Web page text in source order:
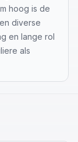
hoog is de
diverse
en lange rol
als